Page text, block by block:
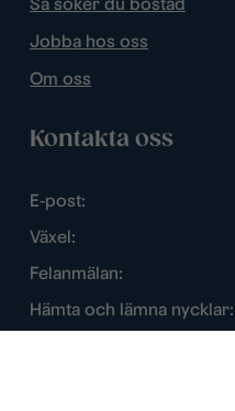
Jobba hos oss
Om oss
Kontakta oss
E-post:
Växel:
Felanmälan:
Hämta och lämna nycklar: